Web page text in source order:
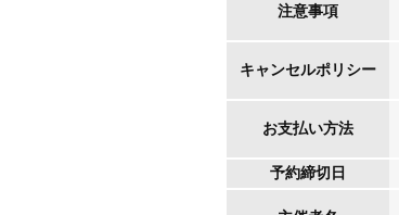
注意事項
キャンセルポリシー
お支払い方法
予約締切日